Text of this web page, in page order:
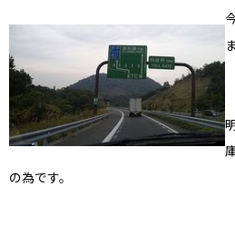
の為です。